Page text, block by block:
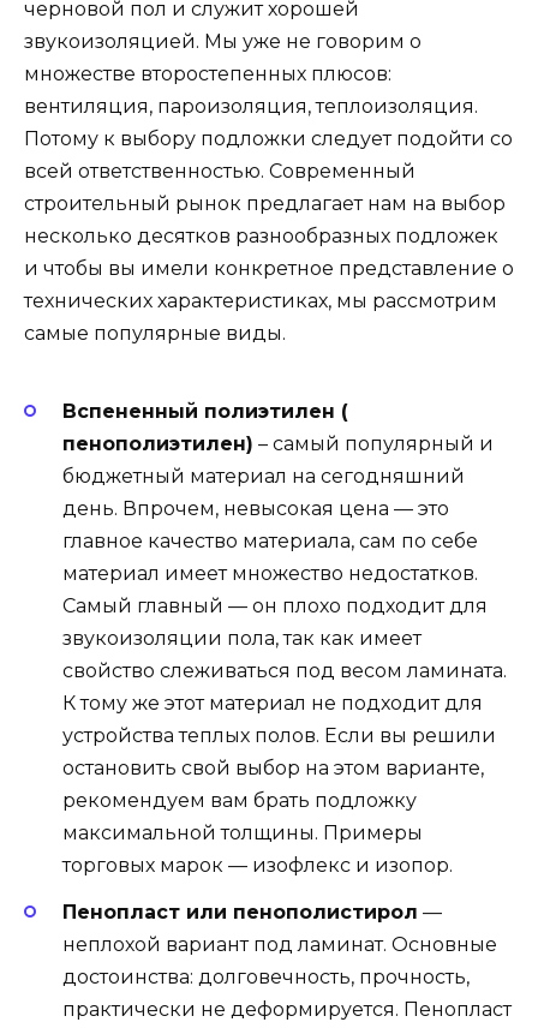
черновой пол и служит хорошей
звукоизоляцией. Мы уже не говорим о
множестве второстепенных плюсов:
вентиляция, пароизоляция, теплоизоляция.
Потому к выбору подложки следует подойти со
всей ответственностью. Современный
строительный рынок предлагает нам на выбор
несколько десятков разнообразных подложек
и чтобы вы имели конкретное представление о
технических характеристиках, мы рассмотрим
самые популярные виды.
Вспененный полиэтилен (
пенополиэтилен) – самый популярный и
бюджетный материал на сегодняшний
день. Впрочем, невысокая цена — это
главное качество материала, сам по себе
материал имеет множество недостатков.
Самый главный — он плохо подходит для
звукоизоляции пола, так как имеет
свойство слеживаться под весом ламината.
К тому же этот материал не подходит для
устройства теплых полов. Если вы решили
остановить свой выбор на этом варианте,
рекомендуем вам брать подложку
максимальной толщины. Примеры
торговых марок — изофлекс и изопор.
Пенопласт или пенополистирол —
неплохой вариант под ламинат. Основные
достоинства: долговечность, прочность,
практически не деформируется. Пенопласт